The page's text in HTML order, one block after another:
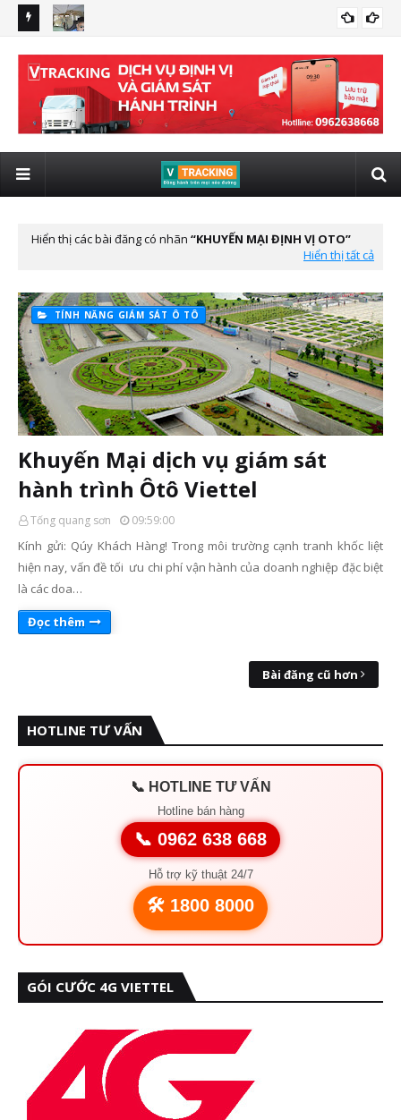
tô chở người từ 8 chỗ
CAM NGHỊ ĐỊNH 10
Hiển thị các bài đăng có nhãn
KHUYẾN MẠI ĐỊNH VỊ OTO
Hiển thị tất cả
TÍNH NĂNG GIÁM SÁT Ô TÔ
Khuyến Mại dịch vụ giám sát
hành trình Ôtô Viettel
Tống quang sơn 09:59:00
Kính gửi: Qúy Khách Hàng! Trong môi trường cạnh tranh khốc liệt
hiện nay, vấn đề tối ưu chi phí vận hành của doanh nghiệp đặc biệt
là các doa…
Đọc thêm
Bài đăng cũ hơn
HOTLINE TƯ VẤN
📞 HOTLINE TƯ VẤN
Hotline bán hàng
📞 0962 638 668
Hỗ trợ kỹ thuật 24/7
🛠️ 1800 8000
GÓI CƯỚC 4G VIETTEL